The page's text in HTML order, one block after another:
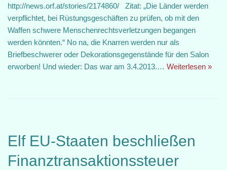
http://news.orf.at/stories/2174860/ Zitat: „Die Länder werden
verpflichtet, bei Rüstungsgeschäften zu prüfen, ob mit den
Waffen schwere Menschenrechtsverletzungen begangen
werden könnten.“ No na, die Knarren werden nur als
Briefbeschwerer oder Dekorationsgegenstände für den Salon
erworben! Und wieder: Das war am 3.4.2013.… Weiterlesen »
Elf EU-Staaten beschließen
Finanztransaktionssteuer